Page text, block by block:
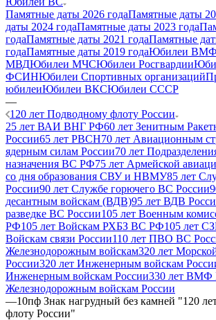
Памятные даты 2026 годаПамятные даты
даты 2024 годаПамятные даты 2023 года
годаПамятные даты 2021 годаПамятные
годаПамятные даты 2019 годаЮбилеи ВМФ
МВДЮбилеи МЧСЮбилеи Росгвардии
ФСИНЮбилеи Спортивных организаций
юбилеиЮбилеи ВКСЮбилеи СССР
—
120 лет Подводному флоту России
25 лет ВАИ ВНГ РФ60 лет Зенитным
России65 лет РВСН70 лет Авиационным
ядерным силам России70 лет
назначения ВС РФ75 лет Армейской
со дня образования СВУ и НВМУ85 лет
России90 лет Службе горючего ВС России
десантным войскам (ВДВ)95 лет ВДВ
разведке ВС России105 лет Военным
РФ105 лет Войскам РХБЗ ВС РФ105 лет
Войскам связи России110 лет ПВО ВС
Железнодорожным войскам320 лет
России320 лет Инженерным войскам
Инженерным войскам России330 лет ВМФ
Железнодорожным войскам России
—10пф Знак нагрудный без камней "120
флоту России"